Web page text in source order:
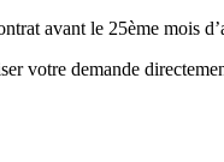
avant le 25ème mois
votre demande